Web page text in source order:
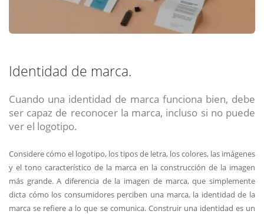
Identidad de marca.
Cuando una identidad de marca funciona bien, debe
ser capaz de reconocer la marca, incluso si no puede
ver el logotipo.
Considere cómo el logotipo, los tipos de letra, los colores, las imágenes
y el tono característico de la marca en la construcción de la imagen
más grande. A diferencia de la imagen de marca, que simplemente
dicta cómo los consumidores perciben una marca, la identidad de la
marca se refiere a lo que se comunica. Construir una identidad es un